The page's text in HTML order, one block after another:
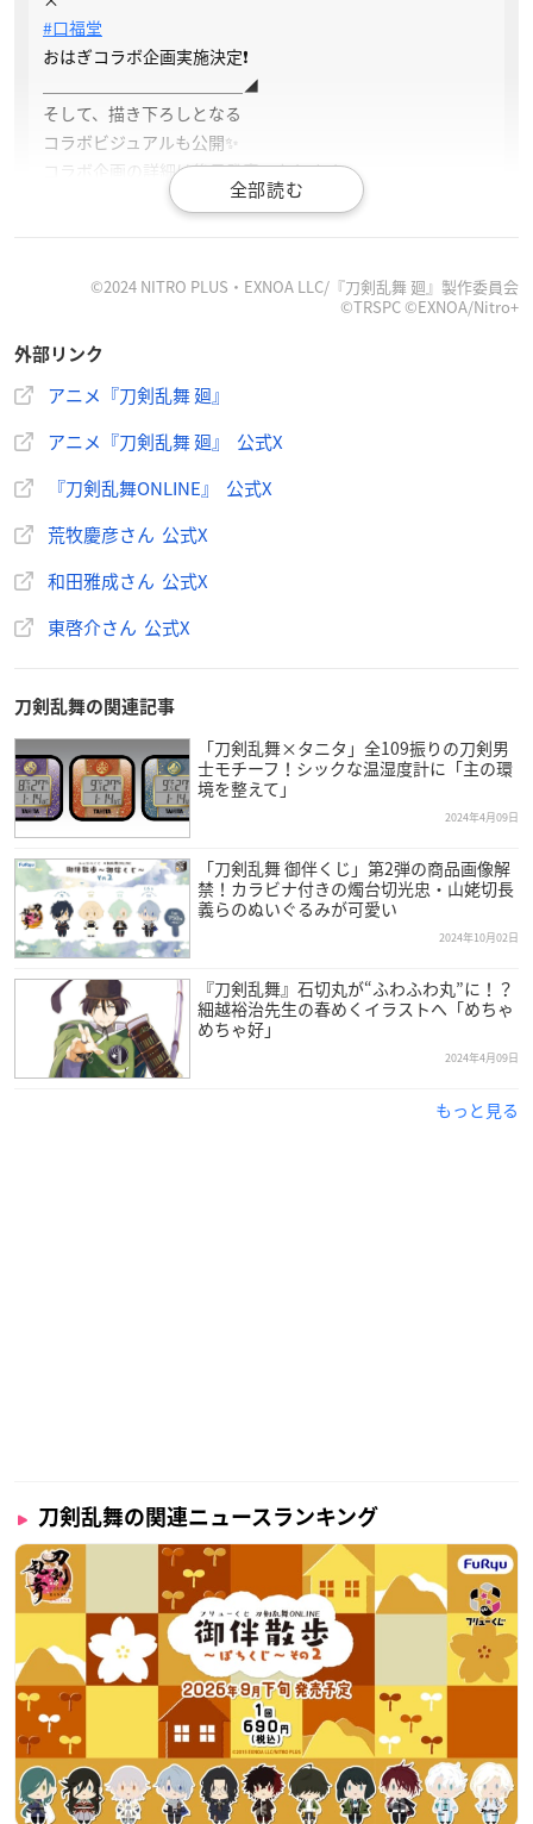
#口福堂
おはぎコラボ企画実施決定❗️
＿＿＿＿＿＿＿＿＿＿＿＿◢
そして、描き下ろしとなる
コラボビジュアルも公開✨
コラボ企画の詳細は後日発表いたします。
続報をお楽しみに👏
#刀剣乱舞pic.twitter.com/aE5nPrwqp
1にて放送中！ (@touken_kai)April 9, 2024
©2024 NITRO PLUS・EXNOA LLC/『刀剣乱舞 廻』製作委員会
©TRSPC ©EXNOA/Nitro+
外部リンク
アニメ『刀剣乱舞 廻』
アニメ『刀剣乱舞 廻』 公式X
『刀剣乱舞ONLINE』 公式X
荒牧慶彦さん 公式X
和田雅成さん 公式X
東啓介さん 公式X
刀剣乱舞の関連記事
「刀剣乱舞×タニタ」全109振りの刀剣男
士モチーフ！シックな温湿度計に「主の環
境を整えて」
2024年4月09日
「刀剣乱舞 御伴くじ」第2弾の商品画像解
禁！カラビナ付きの燭台切光忠・山姥切長
義らのぬいぐるみが可愛い
2024年10月02日
『刀剣乱舞』石切丸が“ふわふわ丸”に！？
細越裕治先生の春めくイラストへ「めちゃ
めちゃ好」
2024年4月09日
もっと見る
刀剣乱舞の関連ニュースランキング